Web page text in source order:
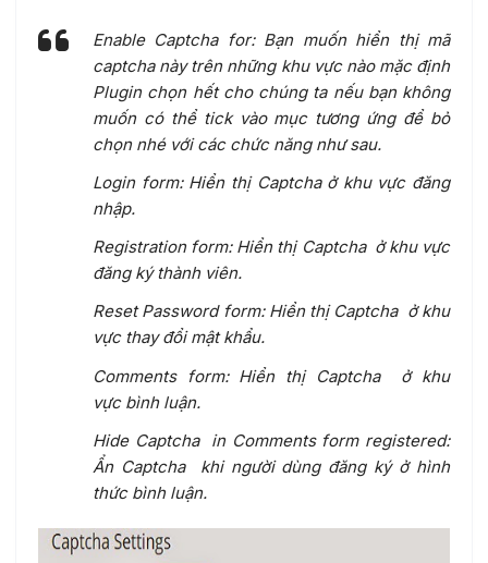
Enable Captcha for: Bạn muốn hiển thị mã
captcha này trên những khu vực nào mặc định
Plugin chọn hết cho chúng ta nếu bạn không
muốn có thể tick vào mục tương ứng để bỏ
chọn nhé với các chức năng như sau.
Login form: Hiển thị Captcha ở khu vực đăng
nhập.
Registration form: Hiển thị Captcha ở khu vực
đăng ký thành viên.
Reset Password form: Hiển thị Captcha ở khu
vực thay đổi mật khẩu.
Comments form: Hiển thị Captcha ở khu
vực bình luận.
Hide Captcha in Comments form registered:
Ẩn Captcha khi người dùng đăng ký ở hình
thức bình luận.